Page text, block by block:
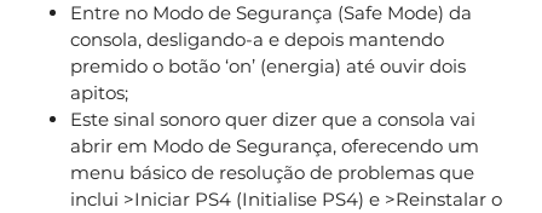
Entre no Modo de Segurança (Safe Mode) da
consola, desligando-a e depois mantendo
premido o botão ‘on’ (energia) até ouvir dois
apitos;
Este sinal sonoro quer dizer que a consola vai
abrir em Modo de Segurança, oferecendo um
menu básico de resolução de problemas que
inclui >Iniciar PS4 (Initialise PS4) e >Reinstalar o